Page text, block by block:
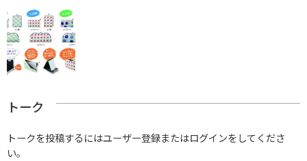
トーク
トークを投稿するにはユーザー登録またはログインをしてくださ
い。